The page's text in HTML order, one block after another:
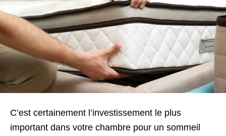
C’est certainement l’investissement le plus
important dans votre chambre pour un sommeil